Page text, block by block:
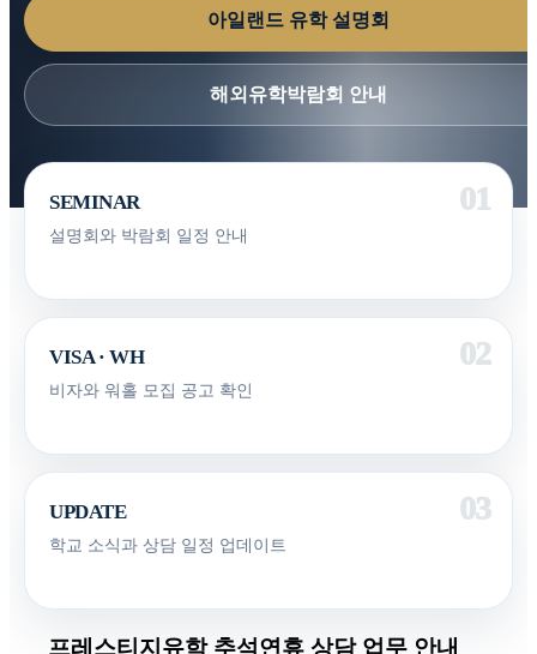
아일랜드 유학 설명회
해외유학박람회 안내
SEMINAR
설명회와 박람회 일정 안내
VISA · WH
비자와 워홀 모집 공고 확인
UPDATE
학교 소식과 상담 일정 업데이트
프레스티지유학 추석연휴 상담 업무 안내